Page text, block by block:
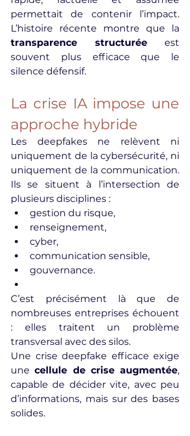
permettait de contenir l’impact.
transparence structurée est
souvent plus efficace que le
silence défensif.
La crise IA impose une
approche hybride
Les deepfakes ne relèvent ni
uniquement de la cybersécurité, ni
uniquement de la communication.
Ils se situent à l’intersection de
plusieurs disciplines :
gestion du risque,
renseignement,
cyber,
communication sensible,
gouvernance.
C’est précisément là que de
nombreuses entreprises échouent
: elles traitent un problème
transversal avec des silos.
Une crise deepfake efficace exige
une cellule de crise augmentée,
capable de décider vite, avec peu
d’informations, mais sur des bases
solides.